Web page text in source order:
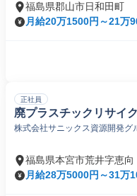
福島県郡山市日和田町
月給20万1500円～21万
正社員
廃プラスチックリサイ
株式会社サニックス資源開発グ
福島県本宮市荒井字恵向
月給28万5000円～31万